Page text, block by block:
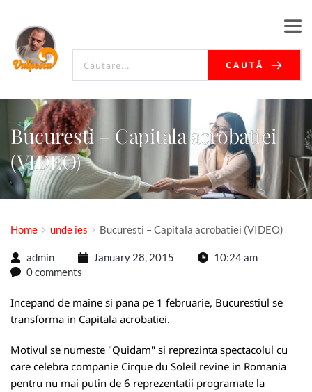
CAUTĂ
Bucuresti – Capitala acrobatiei
(VIDEO)
Home unde ies Bucuresti – Capitala acrobatiei (VIDEO)
admin January 28, 2015
10:24 am
0 comments
Incepand de maine si pana pe 1 februarie, Bucurestiul se
transforma in Capitala acrobatiei.
Motivul se numeste "Quidam" si reprezinta spectacolul cu
care celebra companie Cirque du Soleil revine in Romania
pentru nu mai putin de 6 reprezentatii programate la